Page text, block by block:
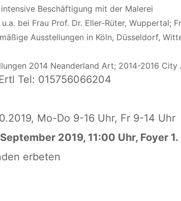
Beschäftigung mit der Malerei
bei Frau Prof. Dr. Eller-Rüter, Wuppertal;
Ausstellungen in Köln, Düsseldorf,
2014 Neanderland Art; 2014-2016
Tel: 015756066204
Mo-Do 9-16 Uhr, Fr 9-14 Uhr
2019, 11:00 Uhr, Foyer 1.
erbeten